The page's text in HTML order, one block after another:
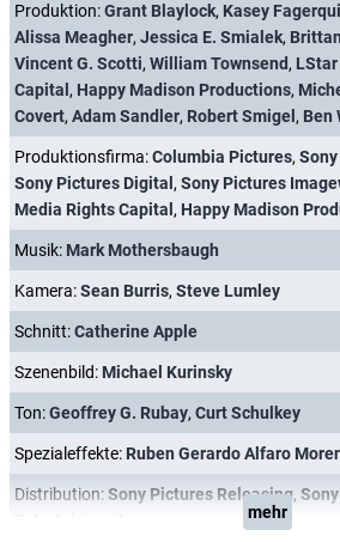
Produktion:Grant Blaylock, Kasey
Alissa Meagher, Jessica E. Smialek,
Vincent G. Scotti, William Townsend , LStar
Capital , Happy Madison Productions,
Covert, Adam Sandler, Robert Smigel , Ben
Produktionsfirma:Columbia Pictures,
Sony Pictures Digital , Sony Pictures
Media Rights Capital , Happy Madison
Musik: Mark Mothersbaugh
Kamera:Sean Burris, Steve Lumley
Schnitt:Catherine Apple
Szenenbild: Michael Kurinsky
Ton:Geoffrey G. Rubay, Curt Schulkey
Spezialeffekte: Ruben Gerardo Alfaro
Distribution:Sony Pictures Releasing,
mehr